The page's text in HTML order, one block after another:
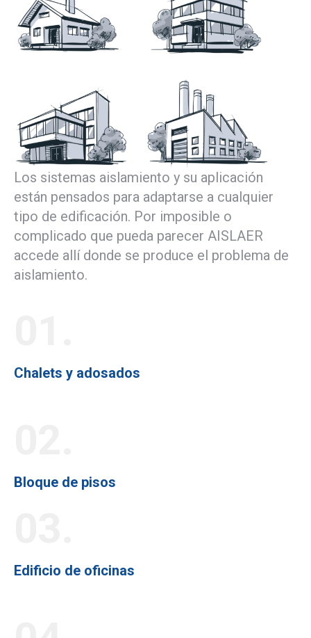
Los sistemas aislamiento y su aplicación
están pensados para adaptarse a cualquier
tipo de edificación. Por imposible o
complicado que pueda parecer AISLAER
accede allí donde se produce el problema de
aislamiento.
Chalets y adosados
Bloque de pisos
Edificio de oficinas